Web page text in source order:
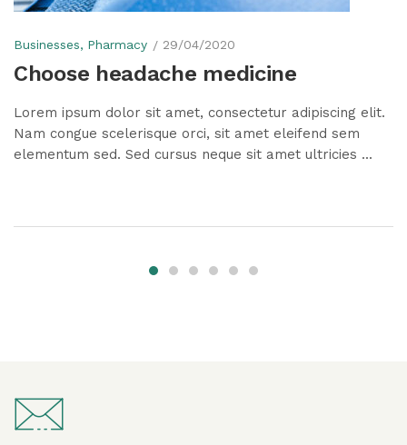
Businesses Pharmacy 29/04/2020
Choose headache medicine
Lorem ipsum dolor sit amet, consectetur adipiscing elit.
Nam congue scelerisque orci, sit amet eleifend sem
elementum sed. Sed cursus neque sit amet ultricies ...